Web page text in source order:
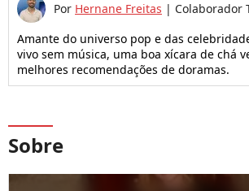
Por Hernane Freitas | Colaborador
Amante do universo pop e das
vivo sem música, uma boa xícara de chá
melhores recomendações de doramas.
Sobre